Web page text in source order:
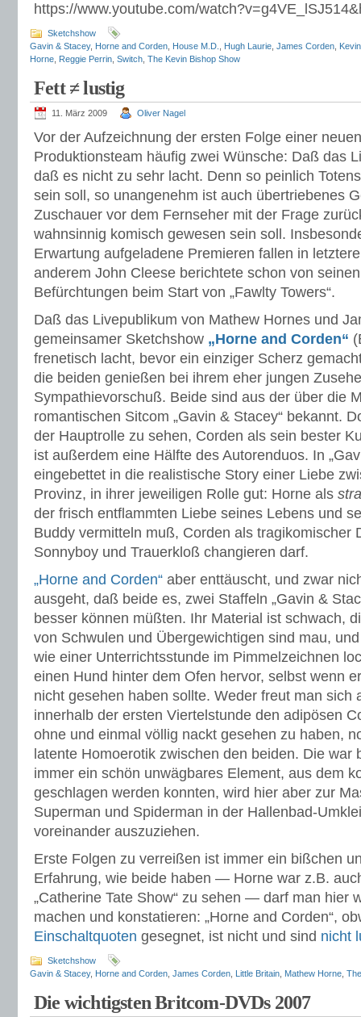
https://www.youtube.com/
Sketchshow
Gavin & Stacey, Horne and Corden House M.D. Hugh Laurie James Corden
Horne Reggie Perrin Switch The Kevin Bishop Show
Fett ≠ lustig
11. März 2009 Oliver Nagel
Vor der Aufzeichnung der ersten Folge einer
Produktionsteam häufig zwei Wünsche: Daß das
daß es nicht zu sehr lacht. Denn so peinlich
sein soll, so unangenehm ist auch übertriebenes
Zuschauer vor dem Fernseher mit der Frage
wahnsinnig komisch gewesen sein soll.
Erwartung aufgeladene Premieren fallen in
anderem John Cleese berichtete schon von
Befürchtungen beim Start von „Fawlty Towers“.
Daß das Livepublikum von Mathew Hornes und
gemeinsamer Sketchshow „Horne and Corden“
frenetisch lacht, bevor ein einziger Scherz
die beiden genießen bei ihrem eher jungen
Sympathievorschuß. Beide sind aus der über die
romantischen Sitcom „Gavin & Stacey“ bekannt.
der Hauptrolle zu sehen, Corden als sein bester
ist außerdem eine Hälfte des Autorenduos. In
eingebettet in die realistische Story einer Liebe
Provinz, in ihrer jeweiligen Rolle gut: Horne als
der frisch entflammten Liebe seines Lebens und
Buddy vermitteln muß, Corden als tragikomischer
Sonnyboy und Trauerkloß changieren darf.
„Horne and Corden“ aber enttäuscht, und zwar
ausgeht, daß beide es, zwei Staffeln „Gavin &
besser können müßten. Ihr Material ist schwach,
von Schwulen und Übergewichtigen sind mau,
wie einer Unterrichtsstunde im Pimmelzeichnen
einen Hund hinter dem Ofen hervor, selbst wenn
nicht gesehen haben sollte. Weder freut man sich
innerhalb der ersten Viertelstunde den adipösen
ohne und einmal völlig nackt gesehen zu haben,
latente Homoerotik zwischen den beiden. Die war
immer ein schön unwägbares Element, aus dem
geschlagen werden konnten, wird hier aber zur
Superman und Spiderman in der Hallenbad-
voreinander auszuziehen.
Erste Folgen zu verreißen ist immer ein bißchen
Erfahrung, wie beide haben — Horne war z.B.
„Catherine Tate Show“ zu sehen — darf man hier
machen und konstatieren: „Horne and Corden“,
Einschaltquoten gesegnet, ist nicht und sind nicht
Sketchshow
Gavin & Stacey, Horne and Corden James Corden Little Britain Mathew Horne
Die wichtigsten Britcom-DVDs 2007